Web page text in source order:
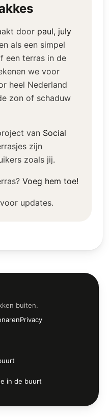
door paul, july
als een simpel
een terras in de
we voor
heel Nederland
zon of schaduw
van Social
zijn
zoals jij.
Voeg hem toe!
voor updates.
buiten.
Privacy
in de buurt